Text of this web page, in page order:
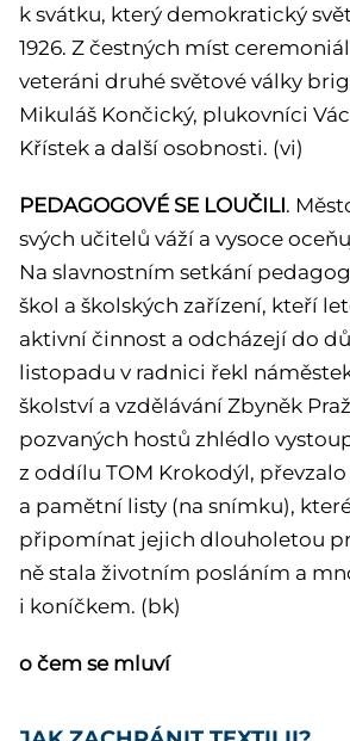
k svátku, který demokratický
1926. Z čestných míst
veteráni druhé světové války
Mikuláš Končický, plukovníci
Křístek a další osobnosti. (vi)
PEDAGOGOVÉ SE LOUČILI.
svých učitelů váží a vysoce
Na slavnostním setkání
škol a školských zařízení, kteří
aktivní činnost a odcházejí do
listopadu v radnici řekl
školství a vzdělávání Zbyněk
pozvaných hostů zhlédlo
z oddílu TOM Krokodýl,
a pamětní listy (na snímku),
připomínat jejich dlouholetou
ně stala životním posláním a
i koníčkem. (bk)
o čem se mluví